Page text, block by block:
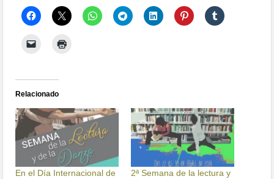
Relacionado
En el Día Internacional de
2ª Semana de la lectura y